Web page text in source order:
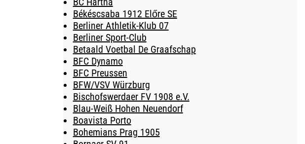
Békéscsaba 1912 Előre SE
Berliner Athletik-Klub 07
Berliner Sport-Club
Betaald Voetbal De Graafschap
BFC Dynamo
BFC Preussen
BFW/VSV Würzburg
Bischofswerdaer FV 1908 e.V.
Blau-Weiß Hohen Neuendorf
Boavista Porto
Bohemians Prag 1905